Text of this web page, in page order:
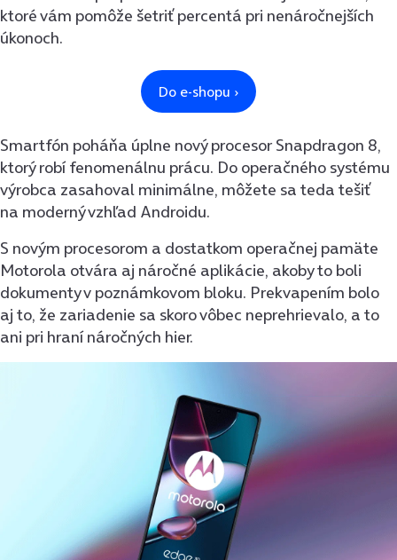
ktoré vám pomôže šetriť percentá pri nenáročnejších
úkonoch.
Smartfón poháňa úplne nový procesor Snapdragon 8,
ktorý robí fenomenálnu prácu. Do operačného systému
výrobca zasahoval minimálne, môžete sa teda tešiť
na moderný vzhľad Androidu.
S novým procesorom a dostatkom operačnej pamäte
Motorola otvára aj náročné aplikácie, akoby to boli
dokumenty v poznámkovom bloku. Prekvapením bolo
aj to, že zariadenie sa skoro vôbec neprehrievalo, a to
ani pri hraní náročných hier.